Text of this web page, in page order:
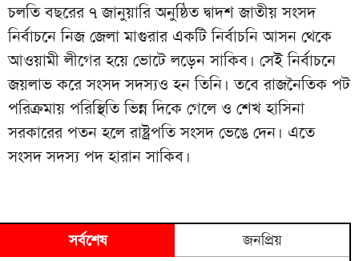
চলতি বছরের ৭ জানুয়ারি অনুষ্ঠিত দ্বাদশ জাতীয় সংসদ
নির্বাচনে নিজ জেলা মাগুরার একটি নির্বাচনি আসন থেকে
আওয়ামী লীগের হয়ে ভোটে লড়েন সাকিব। সেই নির্বাচনে
জয়লাভ করে সংসদ সদস্যও হন তিনি। তবে রাজনৈতিক পট
পরিক্রমায় পরিস্থিতি ভিন্ন দিকে গেলে ও শেখ হাসিনা
সরকারের পতন হলে রাষ্ট্রপতি সংসদ ভেঙে দেন। এতে
সংসদ সদস্য পদ হারান সাকিব।
সর্বশেষ জনপ্রিয়